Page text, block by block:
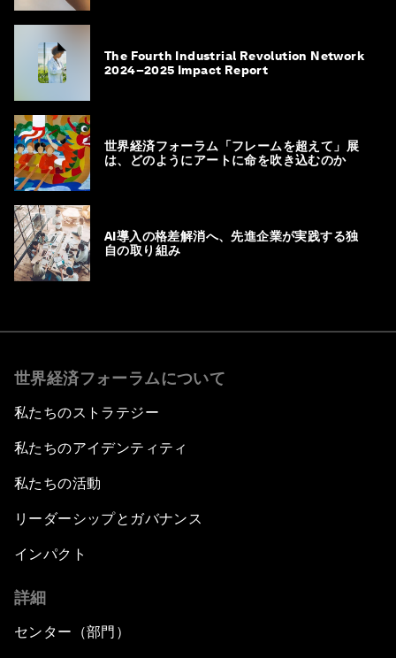
The Fourth Industrial Revolution Network
2024–2025 Impact Report
世界経済フォーラム「フレームを超えて」展
は、どのようにアートに命を吹き込むのか
AI導入の格差解消へ、先進企業が実践する独
自の取り組み
世界経済フォーラムについて
私たちのストラテジー
私たちのアイデンティティ
私たちの活動
リーダーシップとガバナンス
インパクト
詳細
センター（部門）